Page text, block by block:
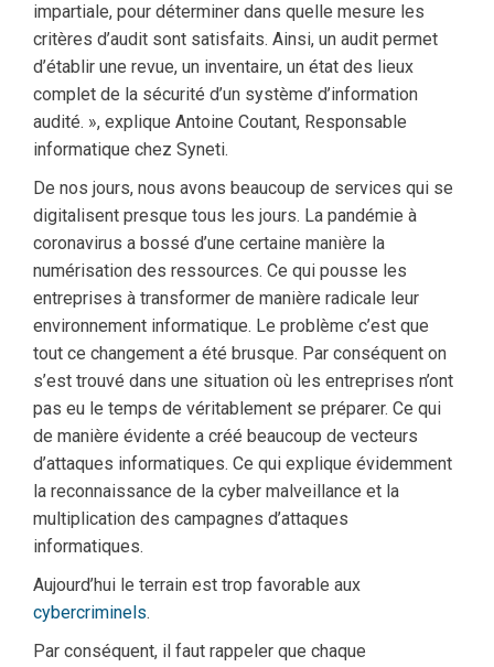
impartiale, pour déterminer dans quelle mesure les
critères d’audit sont satisfaits. Ainsi, un audit permet
d’établir une revue, un inventaire, un état des lieux
complet de la sécurité d’un système d’information
audité. », explique Antoine Coutant, Responsable
informatique chez Syneti.
De nos jours, nous avons beaucoup de services qui se
digitalisent presque tous les jours. La pandémie à
coronavirus a bossé d’une certaine manière la
numérisation des ressources. Ce qui pousse les
entreprises à transformer de manière radicale leur
environnement informatique. Le problème c’est que
tout ce changement a été brusque. Par conséquent on
s’est trouvé dans une situation où les entreprises n’ont
pas eu le temps de véritablement se préparer. Ce qui
de manière évidente a créé beaucoup de vecteurs
d’attaques informatiques. Ce qui explique évidemment
la reconnaissance de la cyber malveillance et la
multiplication des campagnes d’attaques
informatiques.
Aujourd’hui le terrain est trop favorable aux
cybercriminels.
Par conséquent, il faut rappeler que chaque